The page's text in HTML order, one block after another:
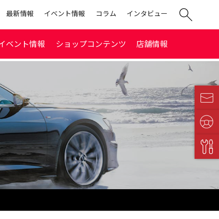
最新情報 イベント情報 コラム インタビュー
ベント情報 ショップコンテンツ 店舗情報